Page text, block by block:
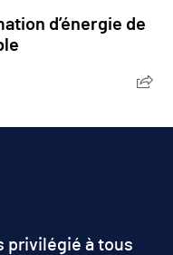
d’énergie de
privilégié à tous